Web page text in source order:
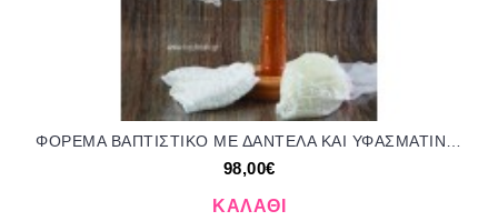
ΦΟΡΕΜΑ ΒΑΠΤΙΣΤΙΚΟ ΜΕ ΔΑΝΤΕΛΑ ΚΑΙ ΥΦΑΣΜΑΤΙΝΑ ΛΟΥΛΟΥΔΙΑ OR-20102/416000 98.00€!!!
98,00€
ΚΑΛΆΘΙ